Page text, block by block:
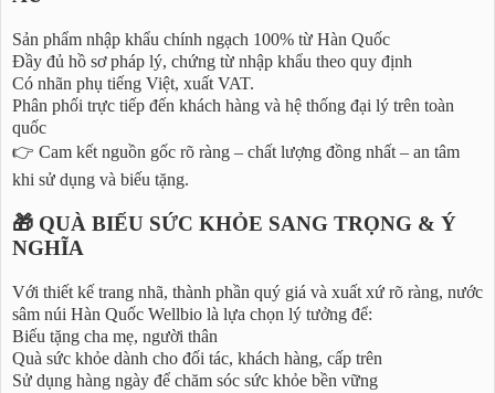
Sản phẩm nhập khẩu chính ngạch 100% từ Hàn Quốc
Đầy đủ hồ sơ pháp lý, chứng từ nhập khẩu theo quy định
Có nhãn phụ tiếng Việt, xuất VAT.
Phân phối trực tiếp đến khách hàng và hệ thống đại lý trên toàn
quốc
👉 Cam kết nguồn gốc rõ ràng – chất lượng đồng nhất – an tâm
khi sử dụng và biếu tặng.
🎁 QUÀ BIẾU SỨC KHỎE SANG TRỌNG & Ý
NGHĨA
Với thiết kế trang nhã, thành phần quý giá và xuất xứ rõ ràng, nước
sâm núi Hàn Quốc Wellbio là lựa chọn lý tưởng để:
Biếu tặng cha mẹ, người thân
Quà sức khỏe dành cho đối tác, khách hàng, cấp trên
Sử dụng hàng ngày để chăm sóc sức khỏe bền vững